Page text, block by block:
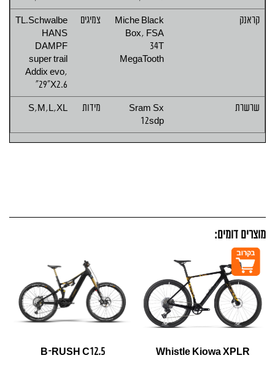
קראנק
Miche Black
Box, FSA
34T
MegaTooth
צמיגים
TL.Schwalbe
HANS
DAMPF
super trail
Addix evo,
29"X2.6"
שרשרת
Sram Sx
12sdp
מידות S,M,L,XL
מוצרים דומים:
Whistle Kiowa XPLR
B-RUSH C12.5